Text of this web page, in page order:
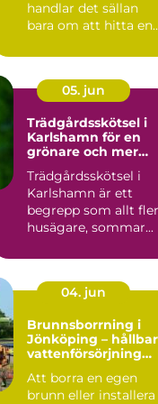
handlar det sällan
bara om att hitta en
05. jun
Trädgårdsskötsel i
Karlshamn för en
grönare och mer
Trädgårdsskötsel i
Karlshamn är ett
begrepp som allt fler
husägare, sommar...
04. jun
Brunnsborrning i
Jönköping – hållbar
vattenförsörjning
energilösning
Att borra en egen
brunn eller installera